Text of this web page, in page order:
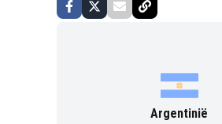
Argentinië